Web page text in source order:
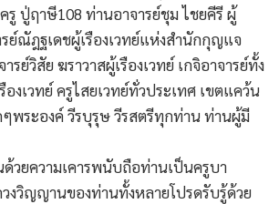
ปู่ฤาษี108 ท่านอาจารย์ชุม ไชยคีรี ผู้
ย์ณัฎฐเดชผู้เรืองเวทย์แห่งสำนักกุญแจ
รย์วิสัย ฆราวาสผู้เรืองเวทย์ เกจิอาจารย์ทั้ง
องเวทย์ ครูไสยเวทย์ทั่วประเทศ เขตแคว้น
พระองค์ วีรบุรุษ วีรสตรีทุกท่าน ท่านผู้มี
วยความเคารพนับถือท่านเป็นครูบา
วงวิญญานของท่านทั้งหลายโปรดรับรู้ด้วย